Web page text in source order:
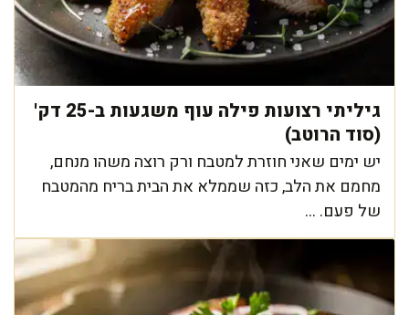
גיליתי רצועות פילה עוף משגעות ב-25 דק'
(סוד הרוטב)
יש ימים שאני חוזרת למטבח ורק רוצה משהו מנחם,
מחמם את הלב, כזה שממלא את הבית בריח מהמטבח
של פעם. ...